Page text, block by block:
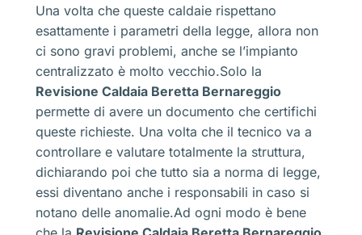
Una volta che queste caldaie rispettano
esattamente i parametri della legge, allora non
ci sono gravi problemi, anche se l’impianto
centralizzato è molto vecchio.Solo la
Revisione Caldaia Beretta Bernareggio
permette di avere un documento che certifichi
queste richieste. Una volta che il tecnico va a
controllare e valutare totalmente la struttura,
dichiarando poi che tutto sia a norma di legge,
essi diventano anche i responsabili in caso si
notano delle anomalie.Ad ogni modo è bene